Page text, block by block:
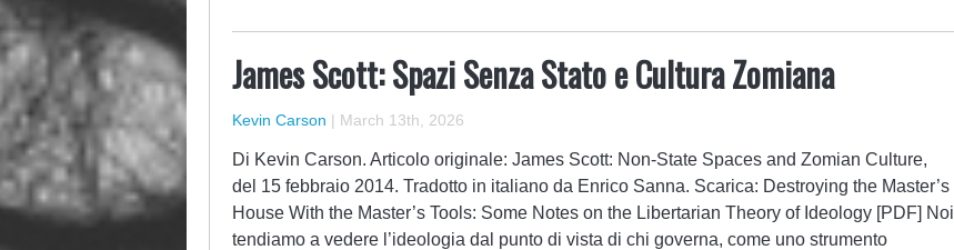
James Scott: Spazi Senza Stato e Cultura Zomiana
Kevin Carson | March 13th, 2026
Di Kevin Carson. Articolo originale: James Scott: Non-State Spaces and Zomian Culture,
del 15 febbraio 2014. Tradotto in italiano da Enrico Sanna. Scarica: Destroying the Master’s
House With the Master’s Tools: Some Notes on the Libertarian Theory of Ideology [PDF] Noi
tendiamo a vedere l’ideologia dal punto di vista di chi governa, come uno strumento